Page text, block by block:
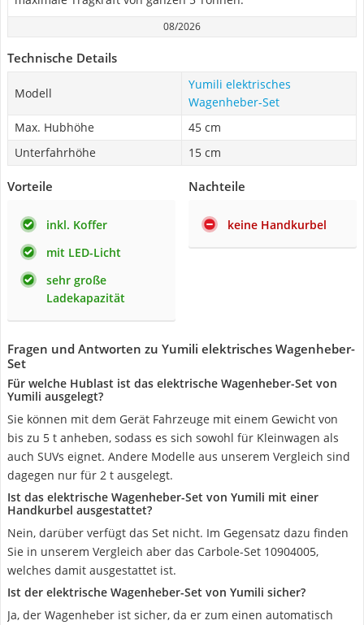
08/2026
Technische Details
Modell
Yumili elektrisches
Wagenheber-Set
Max. Hubhöhe
45 cm
Unterfahrhöhe
15 cm
Vorteile
inkl. Koffer
mit LED-Licht
sehr große
Ladekapazität
Nachteile
keine Handkurbel
Fragen und Antworten zu Yumili elektrisches Wagenheber-
Set
Für welche Hublast ist das elektrische Wagenheber-Set von
Yumili ausgelegt?
Sie können mit dem Gerät Fahrzeuge mit einem Gewicht von
bis zu 5 t anheben, sodass es sich sowohl für Kleinwagen als
auch SUVs eignet. Andere Modelle aus unserem Vergleich sind
dagegen nur für 2 t ausgelegt.
Ist das elektrische Wagenheber-Set von Yumili mit einer
Handkurbel ausgestattet?
Nein, darüber verfügt das Set nicht. Im Gegensatz dazu finden
Sie in unserem Vergleich aber das Carbole-Set 10904005,
welches damit ausgestattet ist.
Ist der elektrische Wagenheber-Set von Yumili sicher?
Ja, der Wagenheber ist sicher, da er zum einen automatisch